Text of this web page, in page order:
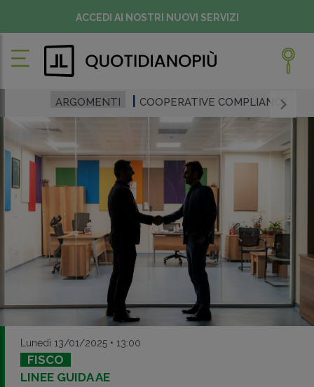
ACCEDI AI NOSTRI NUOVI SERVIZI
ARGOMENTI COOPERATIVE COMPLIANCE
Lunedì 13/01/2025 • 13:00
FISCO
LINEE GUIDA AE